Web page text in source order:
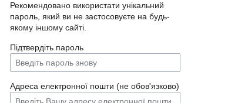
Рекомендовано використати унікальний
пароль, який ви не застосовуєте на будь-
якому іншому сайті.
Підтвердіть пароль
Адреса електронної пошти (не обов'язково)